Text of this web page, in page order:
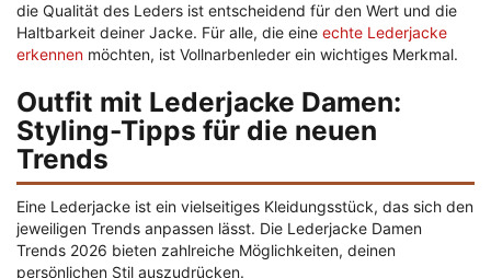
die Qualität des Leders ist entscheidend für den Wert und die
Haltbarkeit deiner Jacke. Für alle, die eine echte Lederjacke
erkennen möchten, ist Vollnarbenleder ein wichtiges Merkmal.
Outfit mit Lederjacke Damen:
Styling-Tipps für die neuen
Trends
Eine Lederjacke ist ein vielseitiges Kleidungsstück, das sich den
jeweiligen Trends anpassen lässt. Die Lederjacke Damen
Trends 2026 bieten zahlreiche Möglichkeiten, deinen
persönlichen Stil auszudrücken.